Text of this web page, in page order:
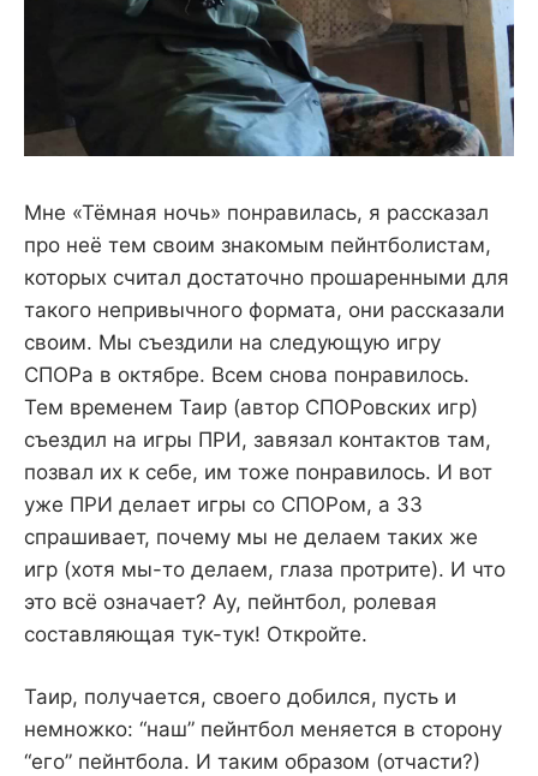
Мне «Тёмная ночь» понравилась, я рассказал
про неё тем своим знакомым пейнтболистам,
которых считал достаточно прошаренными для
такого непривычного формата, они рассказали
своим. Мы съездили на следующую игру
СПОРа в октябре. Всем снова понравилось.
Тем временем Таир (автор СПОРовских игр)
съездил на игры ПРИ, завязал контактов там,
позвал их к себе, им тоже понравилось. И вот
уже ПРИ делает игры со СПОРом, а ЗЗ
спрашивает, почему мы не делаем таких же
игр (хотя мы-то делаем, глаза протрите). И что
это всё означает? Ау, пейнтбол, ролевая
составляющая тук-тук! Откройте.
Таир, получается, своего добился, пусть и
немножко: “наш” пейнтбол меняется в сторону
“его” пейнтбола. И таким образом (отчасти?)